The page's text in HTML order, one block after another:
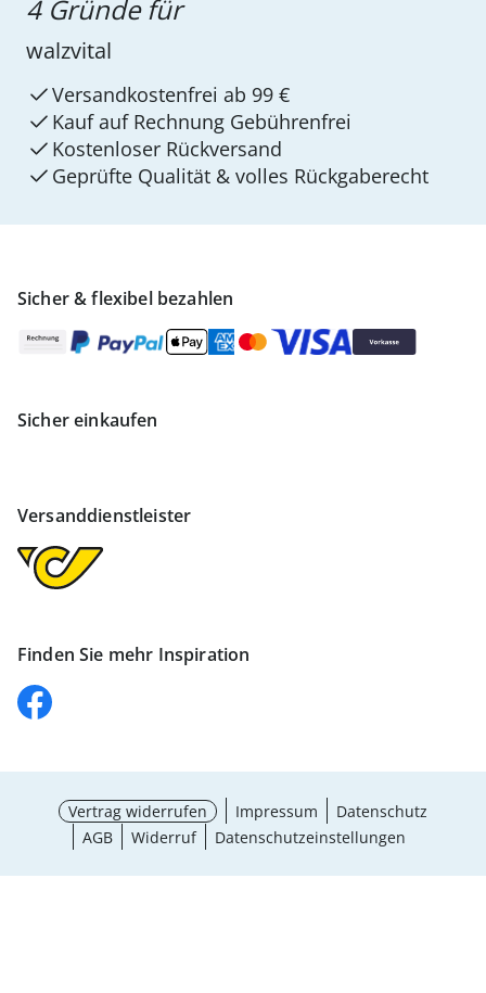
Sicher & flexibel bezahlen
Sicher einkaufen
Versanddienstleister
Finden Sie mehr Inspiration
4 Gründe für
walzvital
Versandkostenfrei ab 99 €
Kauf auf Rechnung Gebührenfrei
Kostenloser Rückversand
Geprüfte Qualität & volles Rückgaberecht
Vertrag widerrufen Impressum
Datenschutz
AGB
Widerruf Datenschutzeinstellungen